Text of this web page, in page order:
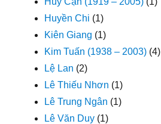
Huyền Chi (1)
Kiên Giang (1)
Kim Tuấn (1938 – 2003) (4)
Lệ Lan (2)
Lê Thiếu Nhơn (1)
Lê Trung Ngân (1)
Lê Văn Duy (1)